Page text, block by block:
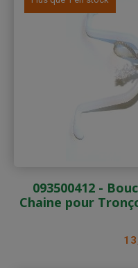
093500412 -
Chaine pour